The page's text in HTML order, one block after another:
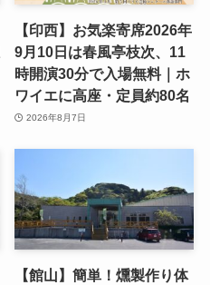
【印西】お気楽寄席2026年
9月10日は春風亭枝次、11
時開演30分で入場無料｜ホ
ワイエに高座・定員約80名
2026年8月7日
【館山】簡単！燻製作り体